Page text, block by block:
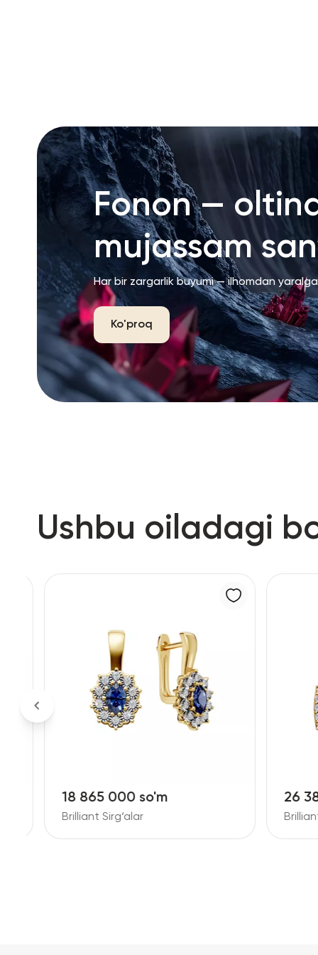
Fonon —
mujassam
Har bir zargarlik buyumi — ilhomdan
Ko'proq
Ushbu oiladagi
18 865 000 so'm
Brilliant Sirg‘alar
26